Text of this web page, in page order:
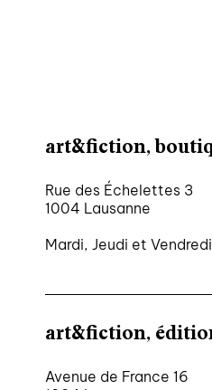
art&fiction,
Rue des Échelettes 3
1004 Lausanne
Mardi, Jeudi et
art&fiction,
Avenue de France 16